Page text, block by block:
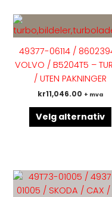
49377-06114 /
VOLVO / B5204T5 –
/ UTEN PAKNINGER
kr11,046.00 + mva
Velg alternativ